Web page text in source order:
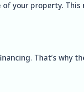
of your property.
That’s why